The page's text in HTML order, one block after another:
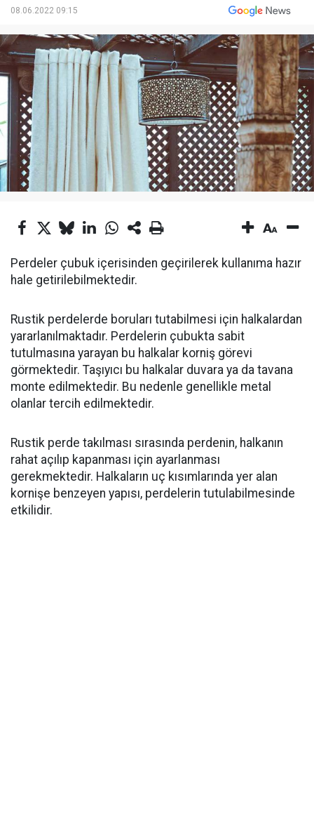
08.06.2022 09:15
Perdeler çubuk içerisinden geçirilerek kullanıma hazır
hale getirilebilmektedir.
Rustik perdelerde boruları tutabilmesi için halkalardan
yararlanılmaktadır. Perdelerin çubukta sabit
tutulmasına yarayan bu halkalar korniş görevi
görmektedir. Taşıyıcı bu halkalar duvara ya da tavana
monte edilmektedir. Bu nedenle genellikle metal
olanlar tercih edilmektedir.
Rustik perde takılması sırasında perdenin, halkanın
rahat açılıp kapanması için ayarlanması
gerekmektedir. Halkaların uç kısımlarında yer alan
kornişe benzeyen yapısı, perdelerin tutulabilmesinde
etkilidir.